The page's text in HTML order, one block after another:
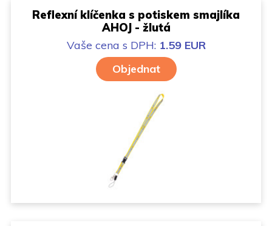
Reflexní klíčenka s potiskem smajlíka
AHOJ - žlutá
Vaše cena s DPH: 1.59 EUR
Objednat